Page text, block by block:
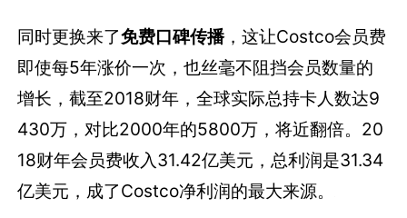
同时更换来了免费口碑传播，这让Costco会员费
即使每5年涨价一次，也丝毫不阻挡会员数量的
增长，截至2018财年，全球实际总持卡人数达9
430万，对比2000年的5800万，将近翻倍。20
18财年会员费收入31.42亿美元，总利润是31.34
亿美元，成了Costco净利润的最大来源。